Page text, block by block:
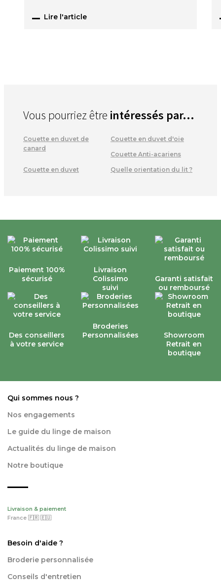
Lire l'article
Vous pourriez être intéressés par...
Couette en duvet de
canard
Couette en duvet d'oie
Couette Anti-acariens
Couette en duvet Quelle orientation du lit ?
Paiement 100%
sécurisé
Livraison
Colissimo
suivi
Garanti satisfait
ou remboursé
Des conseillers
à votre service
Broderies
Personnalisées
Showroom
Retrait en
boutique
Qui sommes nous ?
Nos engagements
Le guide du linge de maison
Actualités du linge de maison
Notre boutique
Livraison & paiement
France 🇫🇷 🇪🇺
Besoin d'aide ?
Broderie personnalisée
Conseils d'entretien